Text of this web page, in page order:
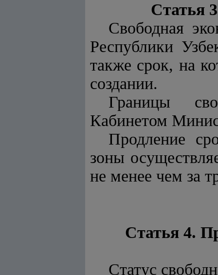
Статья
Свободная
Республики
также срок, на
создании.
Границы
Кабинетом
Продление
зоны
не менее чем за
Статья 4.
Статус